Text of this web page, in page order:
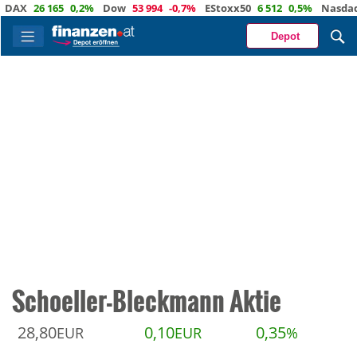
26 165 0,2% Dow 53 994 -0,7% EStoxx50 6 512 0,5% Nasdaq 29
Depot
Schoeller-Bleckmann Aktie
28,80EUR 0,10EUR 0,35%